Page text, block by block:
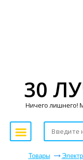
Товары
30
Ничего лишнего!